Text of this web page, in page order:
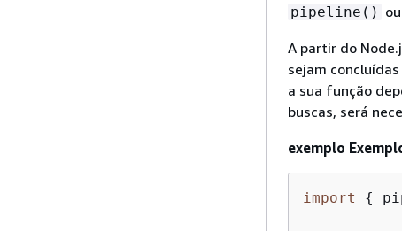
pipeline() ou
A partir do
sejam
a sua função
buscas, será
exemplo
import {